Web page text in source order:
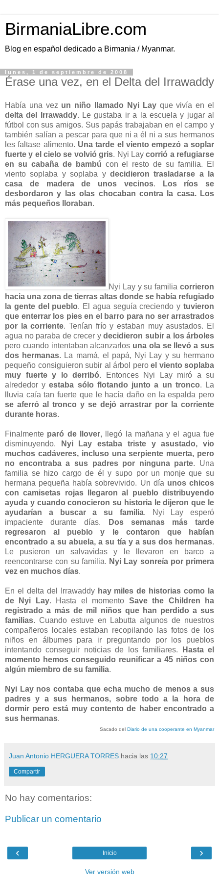
BirmaniaLibre.com
Blog en español dedicado a Birmania / Myanmar.
lunes, 1 de septiembre de 2008
Érase una vez, en el Delta del Irrawaddy
Había una vez un niño llamado Nyi Layque vivía en el
delta del Irrawaddy. Le gustaba ir a la escuela y jugar al
fútbol con sus amigos. Sus papás trabajaban en el campo y
también salían a pescar para que ni a él ni a sus hermanos
les faltase alimento. Una tarde el viento empezó a soplar
fuerte y el cielo se volvió gris. Nyi Laycorrió a refugiarse
en su cabaña de bambú con el resto de su familia. El
viento soplaba y soplaba y decidieron trasladarse a la
casa de madera de unos vecinos.
Los ríos se
desbordaron y las olas chocaban contra la casa. Los
más pequeños lloraban.
Nyi Lay y su familia corrieron
hacia una zona de tierras altas donde se había refugiado
la gente del pueblo. El agua seguía creciendo ytuvieron
que enterrar los pies en el barro para no ser arrastrados
por la corriente. Tenían frío y estaban muy asustados. El
agua no paraba de crecer y decidieron subir a los árboles
pero cuando intentaban alcanzarlos una ola se llevó a sus
dos hermanas. La mamá, el papá, Nyi Lay y su hermano
pequeño consiguieron subir al árbol pero el viento soplaba
muy fuerte y lo derribó. Entonces Nyi Lay miró a su
alrededor yestaba sólo flotando junto a un tronco. La
lluvia caía tan fuerte que le hacía daño en la espalda pero
se aferró al tronco y se dejó arrastrar por la corriente
durante horas.
Finalmente paró de llover, llegó la mañana y el agua fue
disminuyendo.
Nyi Lay estaba triste y asustado, vio
muchos cadáveres, incluso una serpiente muerta, pero
no encontraba a sus padres por ninguna parte. Una
familia se hizo cargo de él y supo por un monje que su
hermana pequeña había sobrevivido. Un día unos chicos
con camisetas rojas llegaron al pueblo distribuyendo
ayuda y cuando conocieron su historia le dijeron que le
ayudarían a buscar a su familia. Nyi Lay esperó
impaciente durante días.
Dos semanas más tarde
regresaron al pueblo y le contaron que habían
encontrado a su abuela, a su tía y a sus dos hermanas.
Le pusieron un salvavidas y le llevaron en barco a
reencontrarse con su familia. Nyi Lay sonreía por primera
vez en muchos días.
En el delta del Irrawaddy hay miles de historias como la
de Nyi Lay. Hasta el momento Save the Children ha
registrado a más de mil niños que han perdido a sus
familias. Cuando estuve en Labutta algunos de nuestros
compañeros locales estaban recopilando las fotos de los
niños en álbumes para ir preguntando por los pueblos
intentando conseguir noticias de los familiares.
Hasta el
momento hemos conseguido reunificar a 45 niños con
algún miembro de su familia.
Nyi Lay nos contaba que echa mucho de menos a sus
padres y a sus hermanos, sobre todo a la hora de
dormir pero está muy contento de haber encontrado a
sus hermanas.
Sacado del Diario de una cooperante en Myanmar
Juan Antonio HERGUERA TORRES hacia las 10:27
Compartir
No hay comentarios:
Publicar un comentario
‹ ›
Inicio
Ver versión web